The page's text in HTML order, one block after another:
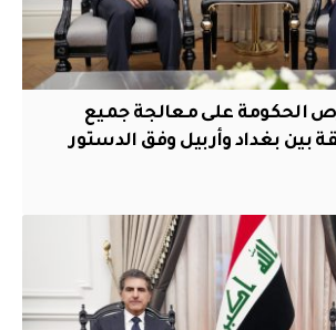
الحكومة على معالجة جميع
بين بغداد وأربيل وفق الدستور